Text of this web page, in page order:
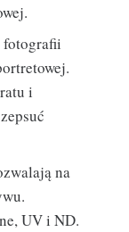
fotografii
i
na
UV i ND.